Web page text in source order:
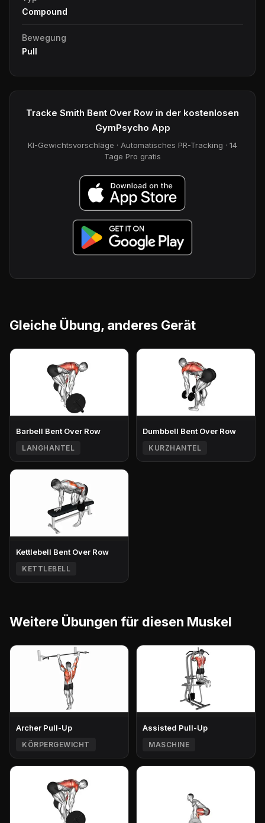
Compound
Bewegung
Pull
Tracke Smith Bent Over Row in der kostenlosen
GymPsycho App
KI-Gewichtsvorschläge · Automatisches PR-Tracking · 14
Tage Pro gratis
Gleiche Übung, anderes Gerät
Barbell Bent Over Row
LANGHANTEL
Dumbbell Bent Over Row
KURZHANTEL
Kettlebell Bent Over Row
KETTLEBELL
Weitere Übungen für diesen Muskel
Archer Pull-Up
KÖRPERGEWICHT
Assisted Pull-Up
MASCHINE